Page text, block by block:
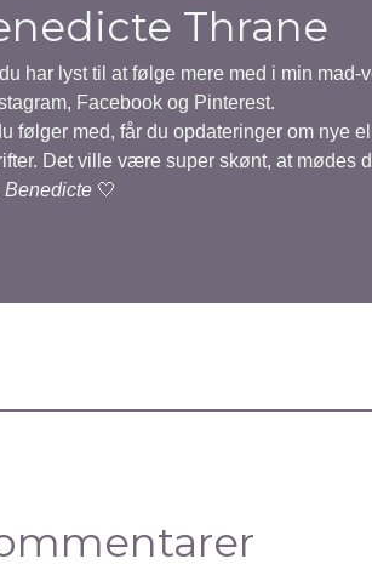
Thrane
har lyst til at følge mere med i min mad-
Facebook og Pinterest.
følger med, får du opdateringer om nye
Det ville være super skønt, at mødes
Benedicte 🤍